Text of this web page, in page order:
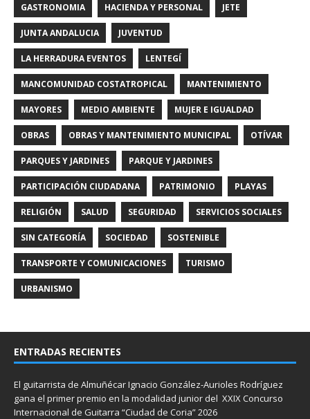
GASTRONOMIA HACIENDA Y PERSONAL JETE
JUNTA ANDALUCIA JUVENTUD
LA HERRADURA EVENTOS LENTEGÍ
MANCOMUNIDAD COSTATROPICAL MANTENIMIENTO
MAYORES MEDIO AMBIENTE MUJER E IGUALDAD
OBRAS OBRAS Y MANTENIMIENTO MUNICIPAL OTÍVAR
PARQUES Y JARDINES PARQUE Y JARDINES
PARTICIPACIÓN CIUDADANA PATRIMONIO PLAYAS
RELIGIÓN SALUD SEGURIDAD SERVICIOS SOCIALES
SIN CATEGORÍA SOCIEDAD SOSTENIBLE
TRANSPORTE Y COMUNICACIONES TURISMO
URBANISMO
ENTRADAS RECIENTES
El guitarrista de Almuñécar Ignacio González-Aurioles Rodríguez
gana el primer premio en la modalidad junior del XXIX Concurso
Internacional de Guitarra “Ciudad de Coria” 2026